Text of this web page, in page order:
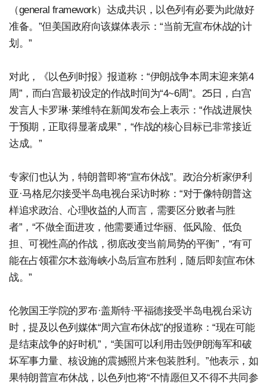
（general framework）达成共识，以色列有必要为此做好
准备。”但美国政府向该媒体表示：“当前无宣布休战的计
划。”
对此，《以色列时报》报道称：“伊朗战争本周末迎来第4
周”，而白宫最初设定的作战时间为“4~6周”。25日，白宫
发言人卡罗琳·莱维特在新闻发布会上表示：“作战进展快
于预期，正取得显著成果”，“作战的核心目标已非常接近
达成。”
专家们也认为，特朗普即将“宣布休战”。政治分析家伊利
亚·马格尼尔接受半岛电视台采访时称：“对于像特朗普这
样追求政治、心理收益的人而言，需要区分败者与胜
者”，“不做全面进攻，他需要通过华丽、低风险、低负
担、可视性高的作战，彻底改变当前局势的平衡”，“有可
能在占领霍尔木兹海峡小岛后宣布胜利，随后即刻宣布休
战。”
伦敦国王学院的罗布·盖斯特·平福德接受半岛电视台采访
时，提及以色列媒体“周六宣布休战”的报道称：“现在可能
是结束战争的好时机”，“美国可以利用击毁伊朗海军和破
坏军事力量、核设施的震撼照片来包装胜利。”他表示，如
果特朗普宣布休战，以色列也将“不情愿但又不得不共同参